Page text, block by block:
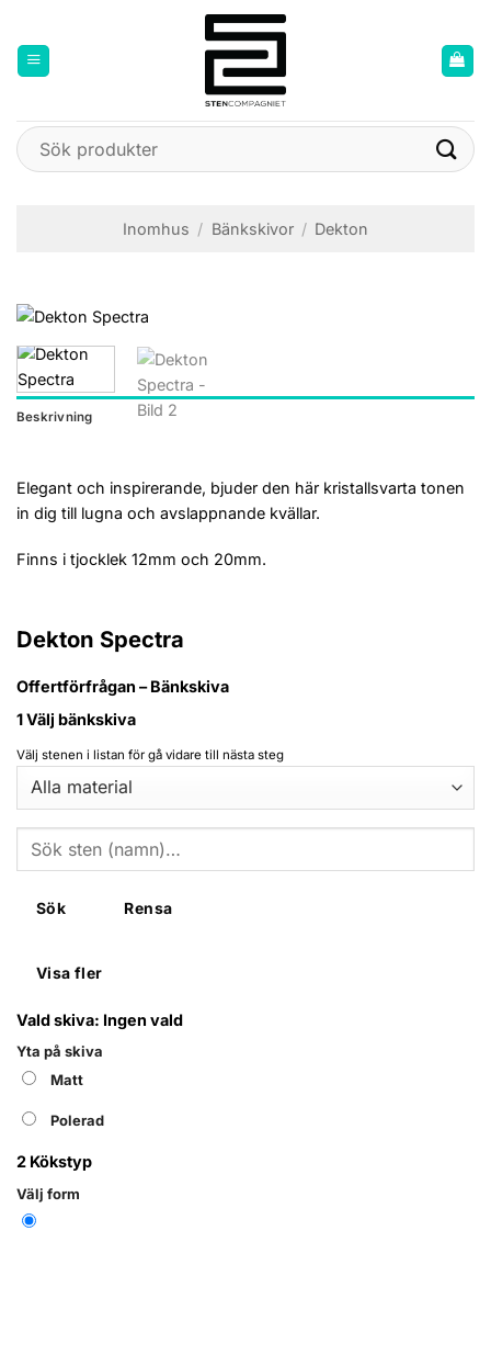
content
Sök
efter:
Inomhus / Bänkskivor / Dekton
Beskrivning
Elegant och inspirerande, bjuder den här kristallsvarta tonen
in dig till lugna och avslappnande kvällar.
Finns i tjocklek 12mm och 20mm.
Dekton Spectra
Offertförfrågan – Bänkskiva
1Välj bänkskiva
Välj stenen i listan för gå vidare till nästa steg
Sök Rensa
Visa fler
Vald skiva: Ingen vald
Yta på skiva
Matt
Polerad
2 Kökstyp
Välj form